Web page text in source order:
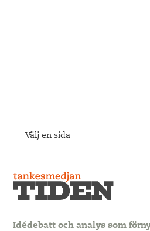
Välj en sida
Idédebatt och analys som